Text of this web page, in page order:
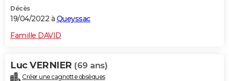
COPAINS D'AVANT
S'inscrire
Se connecter
Lycées
Collèges
Primaires
Universités
Entreprises
Service militaire
Avis de recherche
AVIS DE DÉCÈS
Bricolage
Lifestyle
Culture
Sport
Auto
Television
Voyage
Cinema
Décès
19/04/2022 à Queyssac
Famille DAVID
Luc VERNIER (69 ans)
Créer une cagnotte obsèques